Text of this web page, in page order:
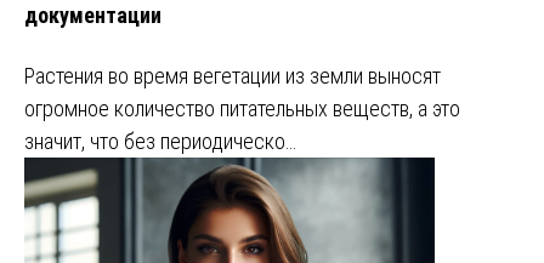
документации
Растения во время вегетации из земли выносят
огромное количество питательных веществ, а это
значит, что без периодическо…